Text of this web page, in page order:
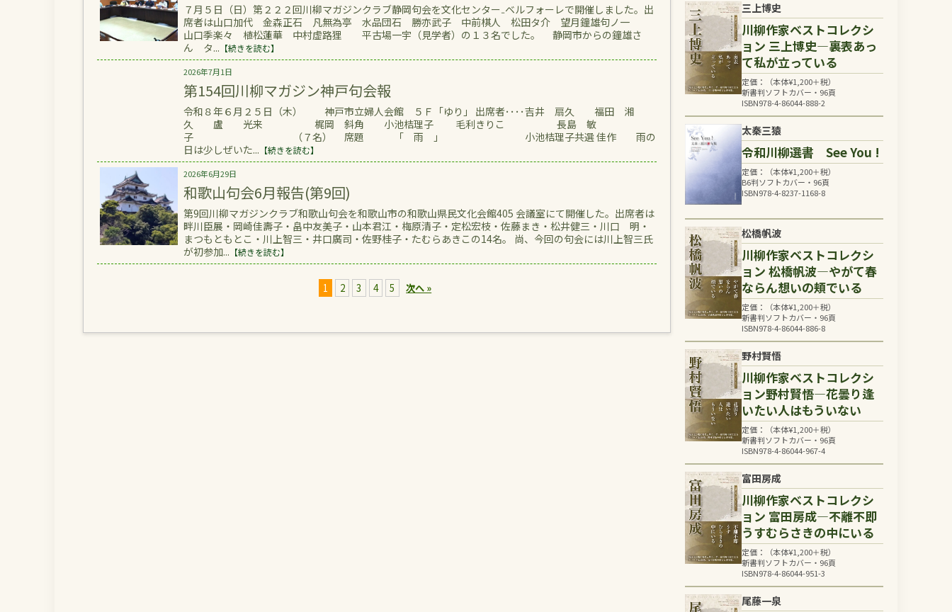
７月５日（日）第２２２回川柳マガジンクラブ静岡句会を文化センター₋ベルフォーレで開催しました。出
席者は山口加代 金森正石 凡無為亭 水品団石 勝亦武子 中前棋人 松田タ介 望月鐘雄句ノ一
山口季楽々 植松蓮華 中村虚路狸 平古場一宇（見学者）の１３名でした。 静岡市からの鐘雄さ
ん タ... 【続きを読む】
2026年7月1日
第154回川柳マガジン神戸句会報
令和８年６月２５日（木） 神戸市立婦人会館 ５Ｆ「ゆり」 出席者････吉井 扇久 福田 湘
久 盧 光来 梶岡 斜角 小池桔理子 毛利きりこ 長島 敏
子 （７名） 席題 「 雨 」 小池桔理子共選 佳作 雨の
日は少しぜいた... 【続きを読む】
2026年6月29日
和歌山句会6月報告(第9回)
第9回川柳マガジンクラブ和歌山句会を和歌山市の和歌山県民文化会館405 会議室にて開催した。出席者は
畔川臣展・岡崎佳壽子・畠中友美子・山本君江・梅原清子・定松宏枝・佐藤まき・松井健三・川口 明・
まつもともとこ・川上智三・井口廣司・佐野桂子・たむらあきこの14名。 尚、今回の句会には川上智三氏
が初参加... 【続きを読む】
1 2 3 4 5 次へ »
三上博史
川柳作家ベストコレクシ
ョン 三上博史―裏表あっ
て私が立っている
定価：（本体¥1,200＋税）
新書判ソフトカバー・96頁
ISBN978-4-86044-888-2
太秦三猿
令和川柳選書 See You !
定価：（本体¥1,200＋税）
B6判ソフトカバー・96頁
ISBN978-4-8237-1168-8
松橋帆波
川柳作家ベストコレクシ
ョン 松橋帆波―やがて春
ならん想いの頬でいる
定価：（本体¥1,200＋税）
新書判ソフトカバー・96頁
ISBN978-4-86044-886-8
野村賢悟
川柳作家ベストコレクシ
ョン野村賢悟―花曇り逢
いたい人はもういない
定価：（本体¥1,200＋税）
新書判ソフトカバー・96頁
ISBN978-4-86044-967-4
富田房成
川柳作家ベストコレクシ
ョン 富田房成―不離不即
うすむらさきの中にいる
定価：（本体¥1,200＋税）
新書判ソフトカバー・96頁
ISBN978-4-86044-951-3
尾藤一泉